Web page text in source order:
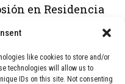
like cookies to store and/or
technologies will allow us to
IDs on this site. Not consenting
en Residencia
Fatales